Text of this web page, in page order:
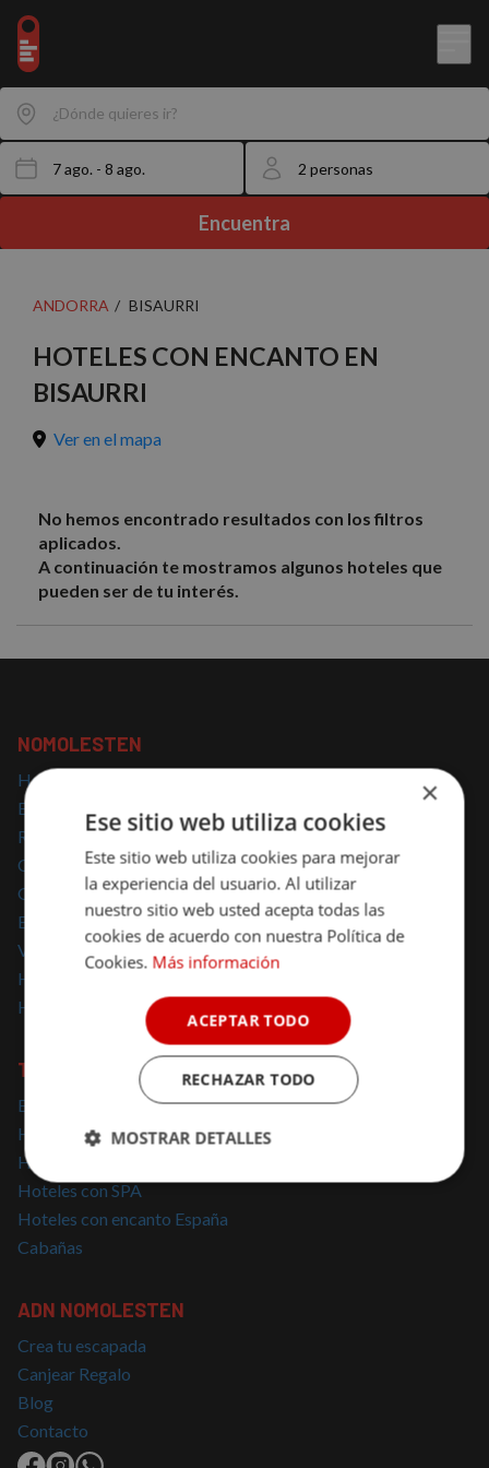
¿Dónde quieres ir?
Encuentra
ANDORRA BISAURRI
HOTELES CON ENCANTO EN
BISAURRI
Ver en el mapa
No hemos encontrado resultados con los filtros
aplicados.
A continuación te mostramos algunos hoteles que
pueden ser de tu interés.
NOMOLESTEN
Hoteles con encanto
Escapadas con encanto
Regalar escapadas
Casas Rurales con encanto
Glamping
Escapadas Románticas
Vacaciones Familiares
Hoteles para mascotas
Hoteles solo para adultos
TOP BÚSQUEDAS
Escapadas cerca de Madrid
Hoteles con Encanto Cataluña
Hoteles con Jacuzzi
Hoteles con SPA
Hoteles con encanto España
Cabañas
ADN NOMOLESTEN
Crea tu escapada
Canjear Regalo
Blog
Contacto
×
Ese sitio web utiliza cookies
Este sitio web utiliza cookies para mejorar
la experiencia del usuario. Al utilizar
nuestro sitio web usted acepta todas las
cookies de acuerdo con nuestra Política de
Cookies. Más información
ACEPTAR TODO
RECHAZAR TODO
MOSTRAR DETALLES
Cookies
estrictamente
necesarias
Cookies de
Cookies de
preferencias